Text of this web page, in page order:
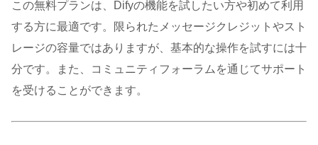
この無料プランは、Difyの機能を試したい方や初めて利用
する方に最適です。限られたメッセージクレジットやスト
レージの容量ではありますが、基本的な操作を試すには十
分です。また、コミュニティフォーラムを通じてサポート
を受けることができます。